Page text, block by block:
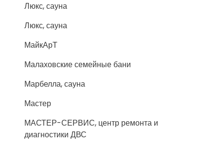
Люкс, сауна
Люкс, сауна
МайкАрТ
Малаховские семейные бани
Марбелла, сауна
Мастер
МАСТЕР-СЕРВИС, центр ремонта и
диагностики ДВС